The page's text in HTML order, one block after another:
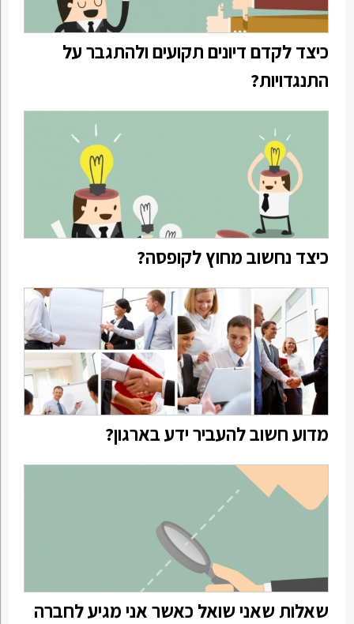
כיצד לקדם דיונים תקועים ולהתגבר על
התנגדויות?
כיצד נחשוב מחוץ לקופסה?
מדוע חשוב להעביר ידע בארגון?
שאלות שאני שואל כאשר אני מגיע לחברה